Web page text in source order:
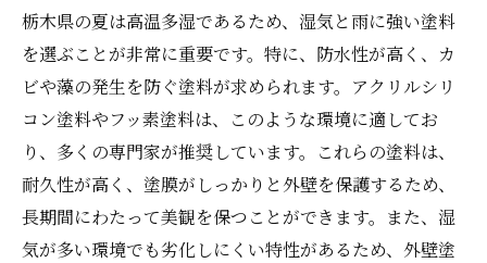
栃木県の夏は高温多湿であるため、湿気と雨に強い塗料
を選ぶことが非常に重要です。特に、防水性が高く、カ
ビや藻の発生を防ぐ塗料が求められます。アクリルシリ
コン塗料やフッ素塗料は、このような環境に適してお
り、多くの専門家が推奨しています。これらの塗料は、
耐久性が高く、塗膜がしっかりと外壁を保護するため、
長期間にわたって美観を保つことができます。また、湿
気が多い環境でも劣化しにくい特性があるため、外壁塗